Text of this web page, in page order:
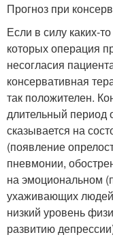
Прогноз при
Если в силу каких-
которых операция
несогласия
консервативная
так положителен.
длительный период
сказывается на
(появление
пневмонии,
на эмоциональном
ухаживающих
низкий уровень
развитию